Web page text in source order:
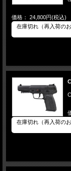
価格： 24,800円(税込)
在庫切れ（再入荷の
在庫切れ（再入荷の